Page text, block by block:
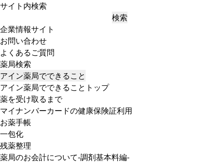
サイト内検索
検索
企業情報サイト
お問い合わせ
よくあるご質問
薬局検索
アイン薬局でできること
アイン薬局でできることトップ
薬を受け取るまで
マイナンバーカードの健康保険証利用
お薬手帳
一包化
残薬整理
薬局のお会計について-調剤基本料編-